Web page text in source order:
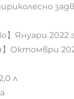
】Януари 2022
Октомври
л